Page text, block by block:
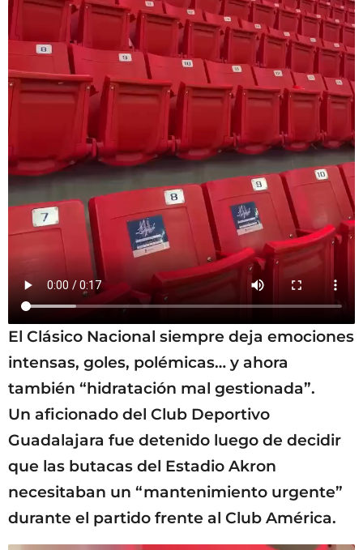
El Clásico Nacional siempre deja emociones
intensas, goles, polémicas… y ahora
también “hidratación mal gestionada”.
Un aficionado del Club Deportivo
Guadalajara fue detenido luego de decidir
que las butacas del Estadio Akron
necesitaban un “mantenimiento urgente”
durante el partido frente al Club América.